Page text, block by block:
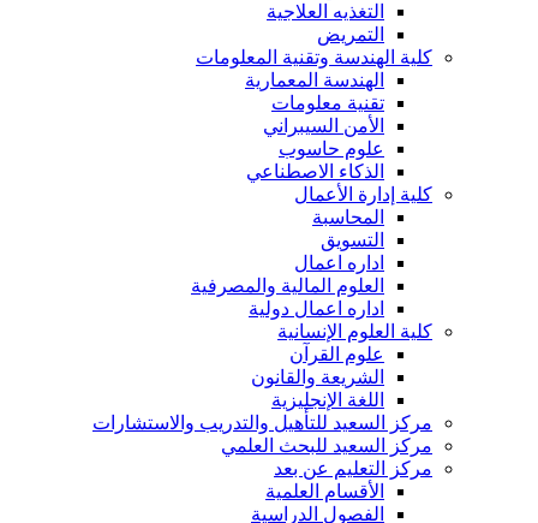
التغذيه العلاجية
التمريض
كلية الهندسة وتقنية المعلومات
الهندسة المعمارية
تقنية معلومات
الأمن السيبراني
علوم حاسوب
الذكاء الاصطناعي
كلية إدارة الأعمال
المحاسبة
التسويق
اداره اعمال
العلوم المالية والمصرفية
اداره اعمال دولية
كلية العلوم الإنسانية
علوم القرآن
الشريعة والقانون
اللغة الإنجليزية
مركز السعيد للتأهيل والتدريب والاستشارات
مركز السعيد للبحث العلمي
مركز التعليم عن بعد
الأقسام العلمية
الفصول الدراسية